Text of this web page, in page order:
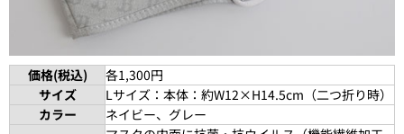
価格(税込)
各1,300円
サイズ
Lサイズ：本体：約W12×H14.5cm（二つ折り時）
カラー
ネイビー、グレー